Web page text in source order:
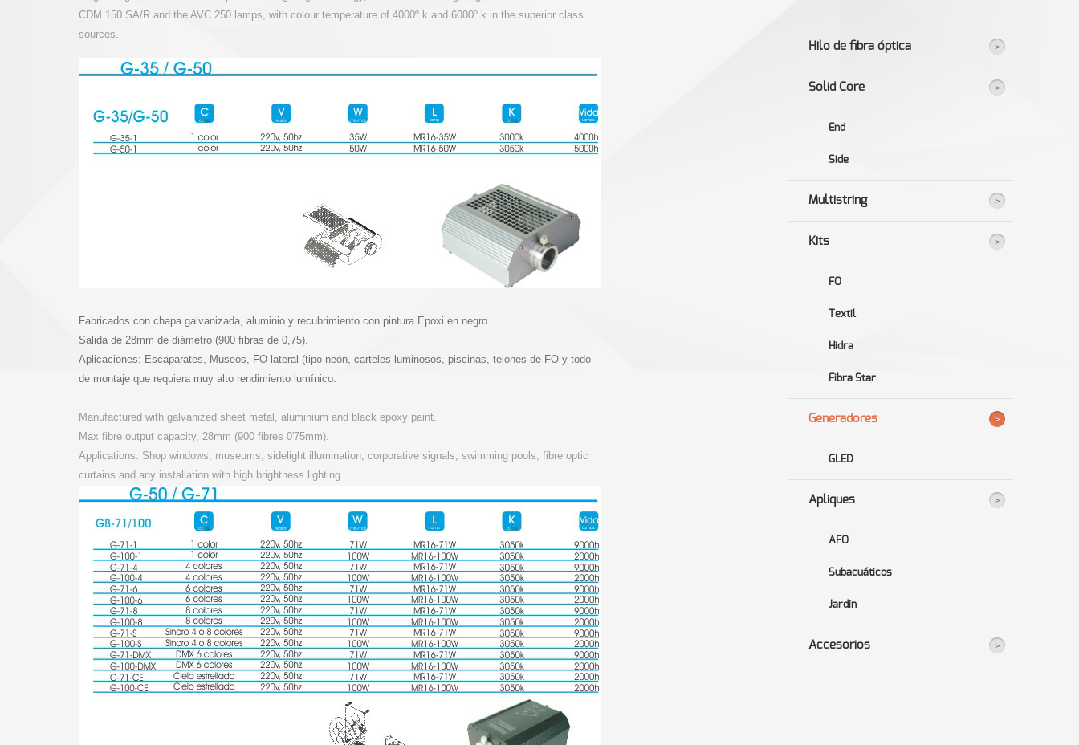
CDM 150 SA/R and the AVC 250 lamps, with colour temperature of 4000º k and 6000º k in the superior class
sources.
Fabricados con chapa galvanizada, aluminio y recubrimiento con pintura Epoxi en negro.
Salida de 28mm de diámetro (900 fibras de 0,75).
Aplicaciones: Escaparates, Museos, FO lateral (tipo neón, carteles luminosos, piscinas, telones de FO y todo
de montaje que requiera muy alto rendimiento lumínico.
Manufactured with galvanized sheet metal, aluminium and black epoxy paint.
Max fibre output capacity, 28mm (900 fibres 0'75mm).
Applications: Shop windows, museums, sidelight illumination, corporative signals, swimming pools, fibre optic
curtains and any installation with high brightness lighting.
Hilo de fibra óptica
Solid Core
End
Side
Multistring
Kits
FO
Textil
Hidra
Fibra Star
Generadores
GLED
Apliques
AFO
Subacuáticos
Jardín
Accesorios